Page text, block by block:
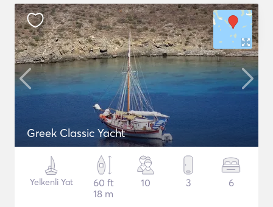
Greek Classic Yacht
Yelkenli Yat
60 ft
18 m
10 3 6